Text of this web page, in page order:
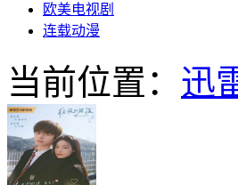
欧美电视剧
连载动漫
当前位置： 迅